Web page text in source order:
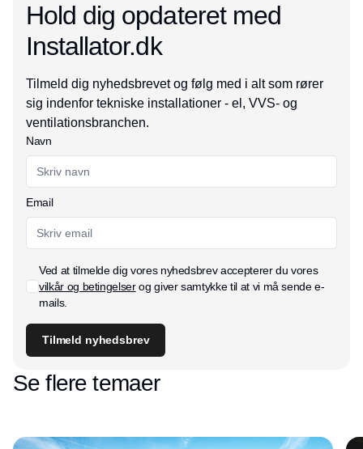
Hold dig opdateret med
Installator.dk
Tilmeld dig nyhedsbrevet og følg med i alt som rører
sig indenfor tekniske installationer - el, VVS- og
ventilationsbranchen.
Navn
Email
Ved at tilmelde dig vores nyhedsbrev accepterer du vores
vilkår og betingelserog giver samtykke til at vi må sende e-
mails.
Tilmeld nyhedsbrev
Se flere temaer